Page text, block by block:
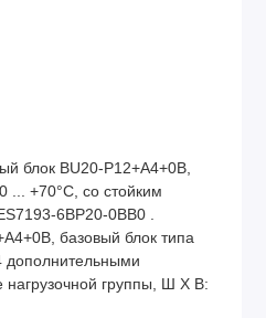
блок BU20-P12+A4+0B,
... +70°C, со стойким
6BP20-0BB0 .
базовый блок типа
дополнительными
группы, Ш X В: